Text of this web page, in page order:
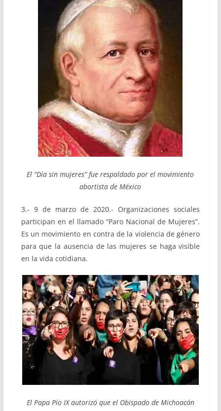
El “Día sin mujeres” fue respaldado por el movimiento
abortista de México
3.- 9 de marzo de 2020.- Organizaciones sociales
participan en el llamado “Paro Nacional de Mujeres”.
Es un movimiento en contra de la violencia de género
para que la ausencia de las mujeres se haga visible
en la vida cotidiana.
El Papa Pío IX autorizó que el Obispado de Michoacán